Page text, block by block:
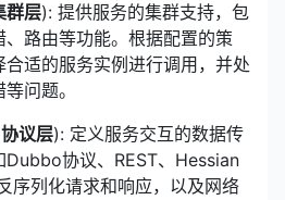
群层): 提供服务的集群支持，包
路由等功能。根据配置的策
合适的服务实例进行调用，并处
问题。
协议层): 定义服务交互的数据传
Dubbo协议、REST、Hessian
序列化请求和响应，以及网络